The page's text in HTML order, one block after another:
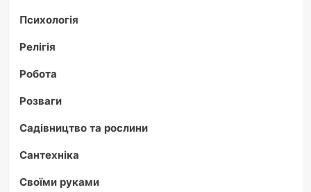
Психологія
Релігія
Робота
Розваги
Садівництво та рослини
Сантехніка
Своїми руками